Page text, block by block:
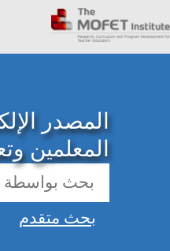
المصدر
المعلمين
بحث متقدم